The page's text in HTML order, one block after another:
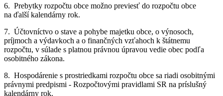
6. Prebytky rozpočtu obce možno previesť do rozpočtu obce
na ďalší kalendárny rok.
7. Účtovníctvo o stave a pohybe majetku obce, o výnosoch,
príjmoch a výdavkoch a o finančných vzťahoch k štátnemu
rozpočtu, v súlade s platnou právnou úpravou vedie obec podľa
osobitného zákona.
8. Hospodárenie s prostriedkami rozpočtu obce sa riadi osobitnými
právnymi predpismi - Rozpočtovými pravidlami SR na príslušný
kalendárny rok.